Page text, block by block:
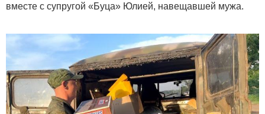
вместе с супругой «Буца» Юлией, навещавшей мужа.